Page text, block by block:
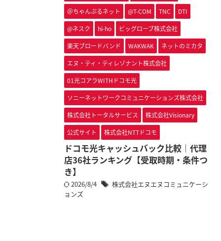
＠ちゃんぷるネット @T-COM TNC DTI
@ネスク hi-ho ビッグローブ株式会社
楽天ブロードバンド WAKWAK ネットのミカタ
エヌ・ティ・ティレゾナント株式会社
01光コアラWITHドコモ光
ソニーネットワークコミュニケーションズ株式会社
株式会社トータルサービス 株式会社Visionary
公式サイト 株式会社NTTドコモ
ドコモ光キャッシュバック比較｜代理
店36社ランキング【受取時期・条件つ
き】
2026/8/4
株式会社エヌエヌコミュニケーシ
ョンズ